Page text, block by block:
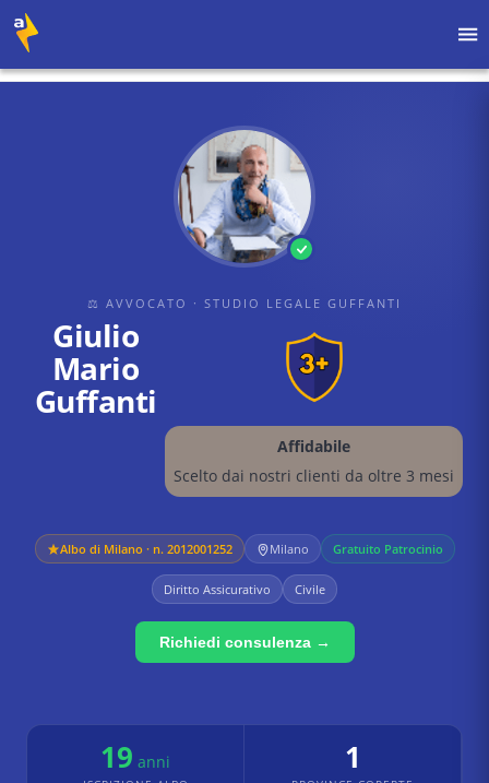
⚖ AVVOCATO · STUDIO LEGALE GUFFANTI
Giulio
Mario
Guffanti
Affidabile
Scelto dai nostri clienti da oltre 3 mesi
Albo di Milano · n. 2012001252 Milano Gratuito Patrocinio
Diritto Assicurativo Civile
Richiedi consulenza →
19 anni 1